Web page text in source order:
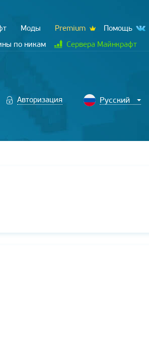
Моды Premium
Помощь
по никам Сервера Майнкрафт
Авторизация